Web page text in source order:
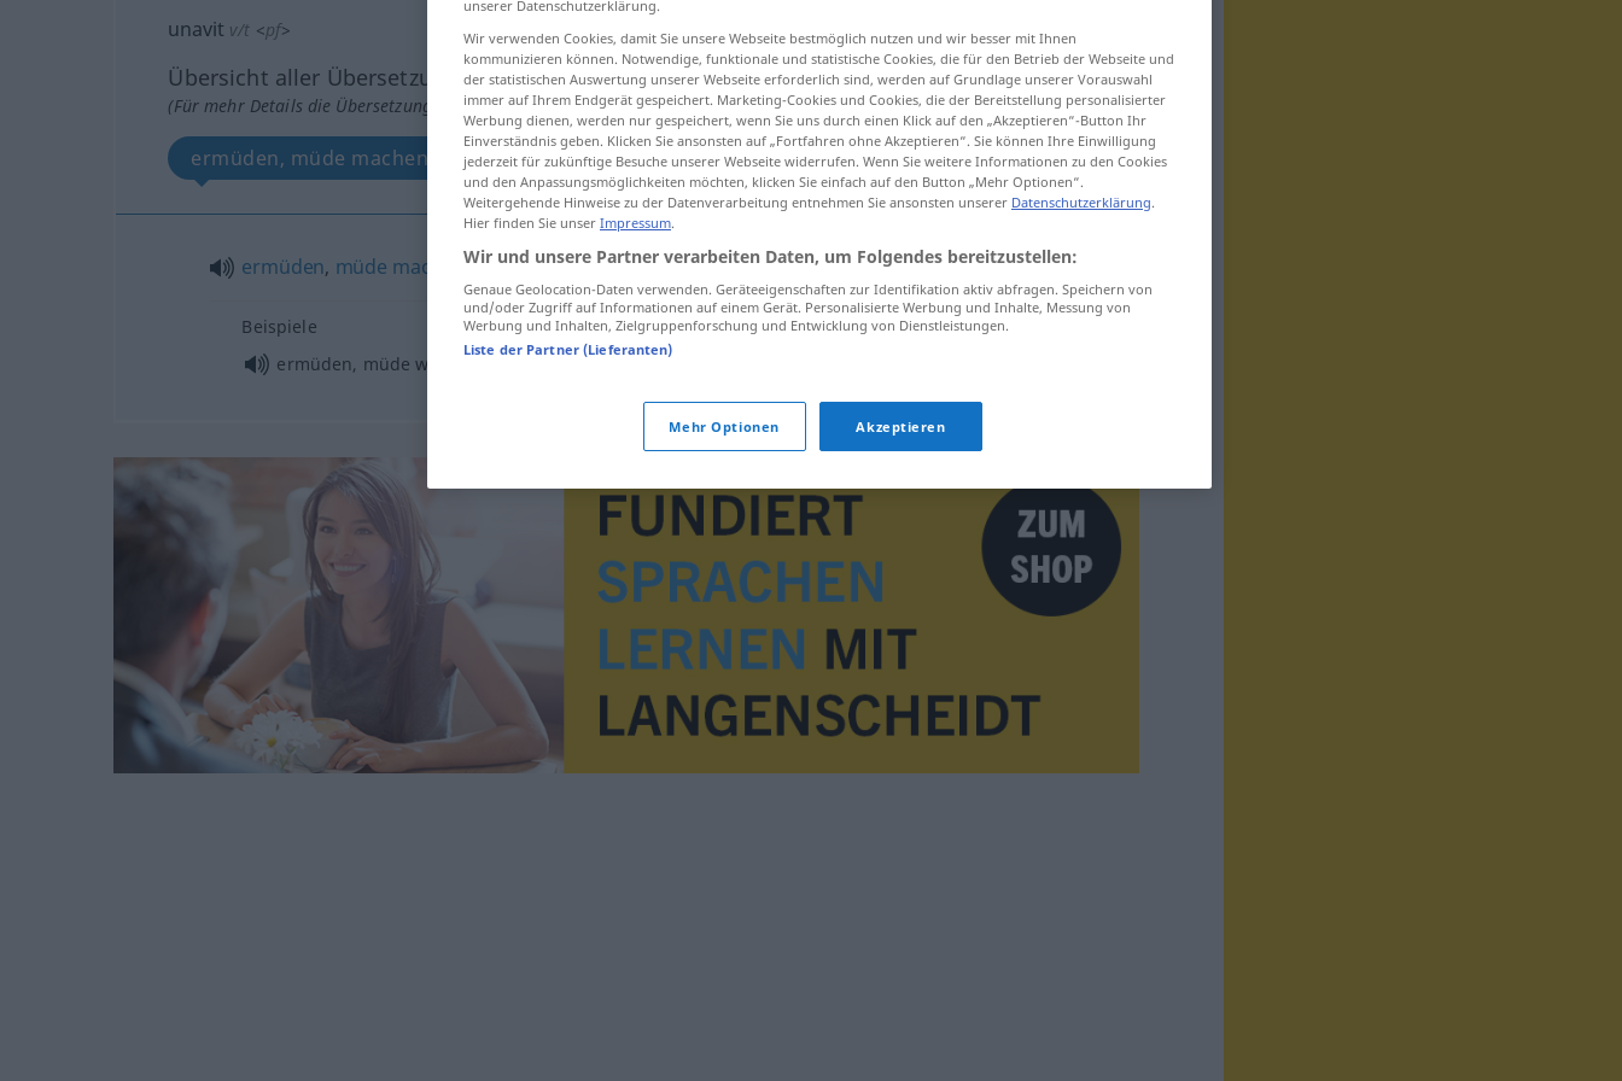
unavit v/t <pf>
Übersicht aller Übersetzungen
(Für mehr Details die Übersetzung anklicken/antippen)
ermüden, müde machen
ermüden, müde machen unavit
Beispiele
ermüden, müde werden
unserer Datenschutzerklärung.
Wir verwenden Cookies, damit Sie unsere Webseite bestmöglich nutzen und wir besser mit Ihnen
kommunizieren können. Notwendige, funktionale und statistische Cookies, die für den Betrieb der Webseite und
der statistischen Auswertung unserer Webseite erforderlich sind, werden auf Grundlage unserer Vorauswahl
immer auf Ihrem Endgerät gespeichert. Marketing-Cookies und Cookies, die der Bereitstellung personalisierter
Werbung dienen, werden nur gespeichert, wenn Sie uns durch einen Klick auf den „Akzeptieren“-Button Ihr
Einverständnis geben. Klicken Sie ansonsten auf „Fortfahren ohne Akzeptieren“. Sie können Ihre Einwilligung
jederzeit für zukünftige Besuche unserer Webseite widerrufen. Wenn Sie weitere Informationen zu den Cookies
und den Anpassungsmöglichkeiten möchten, klicken Sie einfach auf den Button „Mehr Optionen“.
Weitergehende Hinweise zu der Datenverarbeitung entnehmen Sie ansonsten unserer Datenschutzerklärung.
Hier finden Sie unser Impressum.
Wir und unsere Partner verarbeiten Daten, um Folgendes bereitzustellen:
Genaue Geolocation-Daten verwenden. Geräteeigenschaften zur Identifikation aktiv abfragen. Speichern von
und/oder Zugriff auf Informationen auf einem Gerät. Personalisierte Werbung und Inhalte, Messung von
Werbung und Inhalten, Zielgruppenforschung und Entwicklung von Dienstleistungen.
Liste der Partner (Lieferanten)
Mehr Optionen Akzeptieren